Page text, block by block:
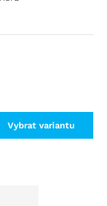
Vybrat variantu